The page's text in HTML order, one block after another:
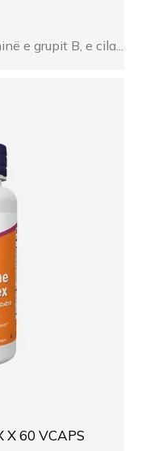
e grupit B, e cila...
X 60 VCAPS